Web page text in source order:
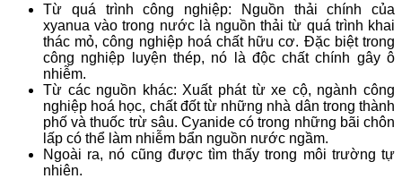
Từ quá trình công nghiệp: Nguồn thải chính của
xyanua vào trong nước là nguồn thải từ quá trình khai
thác mỏ, công nghiệp hoá chất hữu cơ. Đặc biệt trong
công nghiệp luyện thép, nó là độc chất chính gây ô
nhiễm.
Từ các nguồn khác: Xuất phát từ xe cộ, ngành công
nghiệp hoá học, chất đốt từ những nhà dân trong thành
phố và thuốc trừ sâu. Cyanide có trong những bãi chôn
lấp có thể làm nhiễm bẩn nguồn nước ngầm.
Ngoài ra, nó cũng được tìm thấy trong môi trường tự
nhiên.